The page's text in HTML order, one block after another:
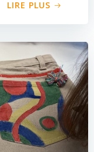
LIRE PLUS